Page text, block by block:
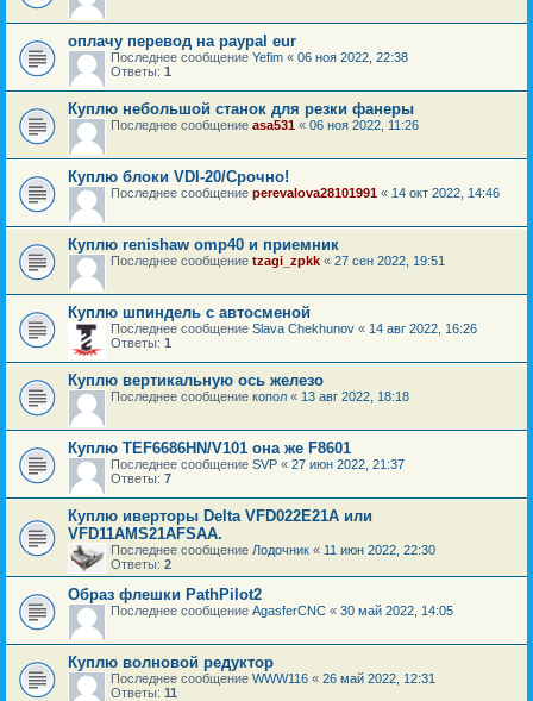
оплачу перевод на paypal eur
Последнее сообщение Yefim « 06 ноя 2022, 22:38
Ответы: 1
Куплю небольшой станок для резки фанеры
Последнее сообщение asa531 « 06 ноя 2022, 11:26
Куплю блоки VDI-20/Срочно!
Последнее сообщение perevalova28101991 « 14 окт 2022, 14:46
Куплю renishaw omp40 и приемник
Последнее сообщение tzagi_zpkk « 27 сен 2022, 19:51
Куплю шпиндель с автосменой
Последнее сообщение Slava Chekhunov « 14 авг 2022, 16:26
Ответы: 1
Куплю вертикальную ось железо
Последнее сообщение копол « 13 авг 2022, 18:18
Куплю TEF6686HN/V101 она же F8601
Последнее сообщение SVP « 27 июн 2022, 21:37
Ответы: 7
Куплю иверторы Delta VFD022E21A или
VFD11AMS21AFSAA.
Последнее сообщение Лодочник « 11 июн 2022, 22:30
Ответы: 2
Образ флешки PathPilot2
Последнее сообщение AgasferCNC « 30 май 2022, 14:05
Куплю волновой редуктор
Последнее сообщение WWW116 « 26 май 2022, 12:31
Ответы: 11